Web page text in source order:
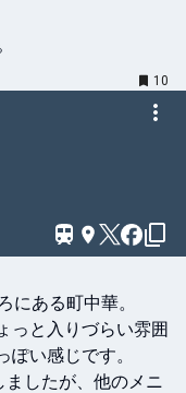
10
にある町中華。
っと入りづらい雰囲
い感じです。
したが、他のメニ